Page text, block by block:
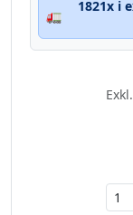
🚛
1821x i